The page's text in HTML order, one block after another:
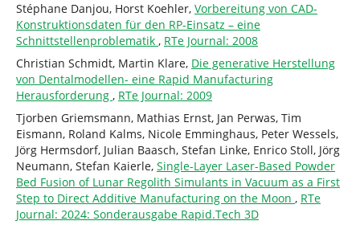
Stéphane Danjou, Horst Koehler, Vorbereitung von CAD-
Konstruktionsdaten für den RP-Einsatz – eine
Schnittstellenproblematik , RTe Journal: 2008
Christian Schmidt, Martin Klare, Die generative Herstellung
von Dentalmodellen- eine Rapid Manufacturing
Herausforderung , RTe Journal: 2009
Tjorben Griemsmann, Mathias Ernst, Jan Perwas, Tim
Eismann, Roland Kalms, Nicole Emminghaus, Peter Wessels,
Jörg Hermsdorf, Julian Baasch, Stefan Linke, Enrico Stoll, Jörg
Neumann, Stefan Kaierle, Single-Layer Laser-Based Powder
Bed Fusion of Lunar Regolith Simulants in Vacuum as a First
Step to Direct Additive Manufacturing on the Moon , RTe
Journal: 2024: Sonderausgabe Rapid.Tech 3D